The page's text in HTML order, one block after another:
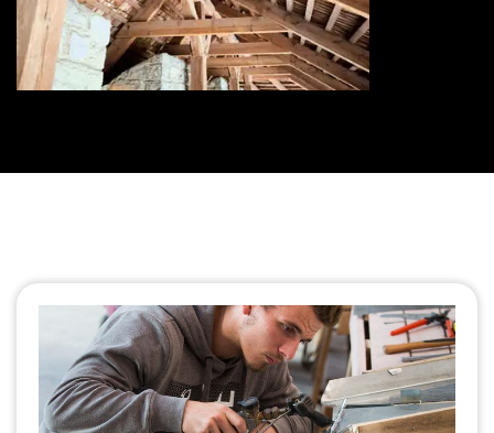
Traitement de charpente 73
Savoie